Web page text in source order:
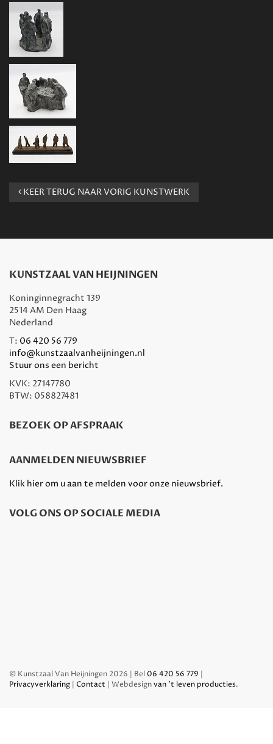
KEER TERUG NAAR VORIG KUNSTWERK
KUNSTZAAL VAN HEIJNINGEN
Koninginnegracht 139
2514 AM Den Haag
Nederland
T: 06 420 56 779
info@kunstzaalvanheijningen.nl
Stuur ons een bericht
KVK: 27147780
BTW: 058827481
BEZOEK OP AFSPRAAK
AANMELDEN NIEUWSBRIEF
Klik hier om u aan te melden voor onze nieuwsbrief.
VOLG ONS OP SOCIALE MEDIA
© Kunstzaal Van Heijningen 2026 | Bel 06 420 56 779 |
Privacyverklaring | Contact | Webdesignvan 't leven producties.